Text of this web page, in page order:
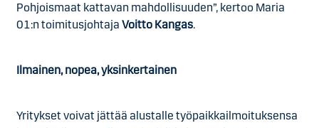
Pohjoismaat kattavan mahdollisuuden”, kertoo Maria
01:n toimitusjohtaja Voitto Kangas.
Ilmainen, nopea, yksinkertainen
Yritykset voivat jättää alustalle työpaikkailmoituksensa